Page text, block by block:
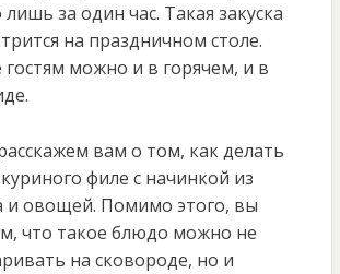
за один час. Такая закуска
на праздничном столе.
можно и в горячем, и в
вам о том, как делать
филе с начинкой из
и овощей. Помимо этого, вы
что такое блюдо можно не
на сковороде, но и